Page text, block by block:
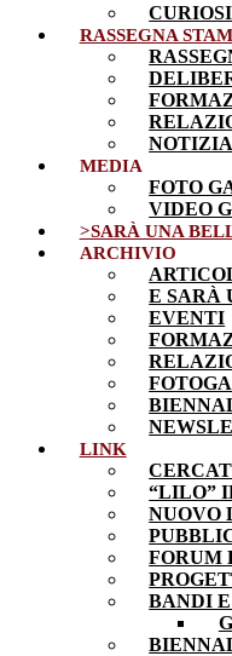
RASSEGNA
MEDIA
FOTO
VIDEO
>SARÀ UNA
ARCHIVIO
E SARÀ
EVENTI
LINK
“LILO”
NUOVO
FORUM
BANDI